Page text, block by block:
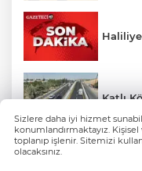
Haliliye
Katlı
Sizlere daha iyi hizmet
konumlandırmaktayız.
toplanıp işlenir. Sitemizi
olacaksınız.